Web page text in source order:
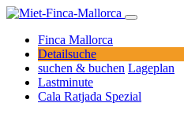
Finca Mallorca
Detailsuche
suchen & buchen Lageplan
Lastminute
Cala Ratjada Spezial